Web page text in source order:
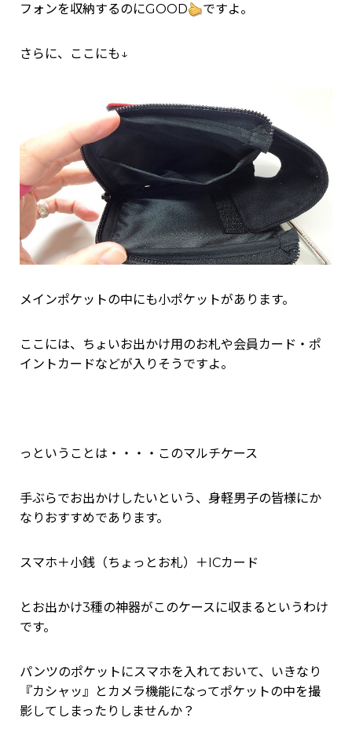
フォンを収納するのにGOOD
ですよ。
さらに、ここにも↓
メインポケットの中にも小ポケットがあります。
ここには、ちょいお出かけ用のお札や会員カード・ポ
イントカードなどが入りそうですよ。
っということは・・・・このマルチケース
手ぶらでお出かけしたいという、身軽男子の皆様にか
なりおすすめであります。
スマホ＋小銭（ちょっとお札）＋ICカード
とお出かけ3種の神器がこのケースに収まるというわけ
です。
パンツのポケットにスマホを入れておいて、いきなり
『カシャッ』とカメラ機能になってポケットの中を撮
影してしまったりしませんか？